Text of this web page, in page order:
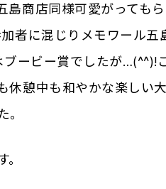
島商店同様可愛がっても
者に混じりメモワール
ブービー賞でしたが…(^^)!
休憩中も和やかな楽しい
。